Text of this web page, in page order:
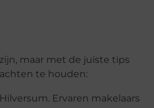
maar met de juiste tips
te houden:
Ervaren makelaars